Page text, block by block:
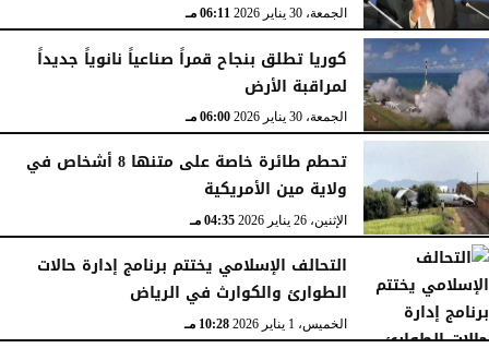
الجمعة، 30 يناير 2026 06:11 مـ
كوريا تطلق بنجاح قمراً صناعياً نانوياً جديداً
لمراقبة الأرض
الجمعة، 30 يناير 2026 06:00 مـ
تحطم طائرة خاصة على متنها 8 أشخاص في
ولاية مين الأمريكية
الإثنين، 26 يناير 2026 04:35 مـ
التحالف الإسلامي يختتم برنامج إدارة حالات
الطوارئ والكوارث في الرياض
الخميس، 1 يناير 2026 10:28 مـ